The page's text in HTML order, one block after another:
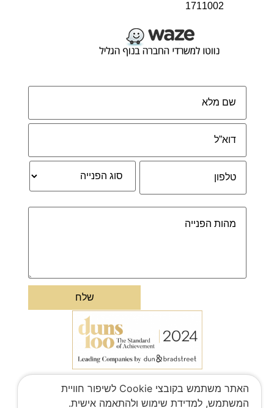
1711002
האתר משתמש בקובצי Cookie לשיפור חוויית
המשתמש, למדידת שימוש ולהתאמה אישית.